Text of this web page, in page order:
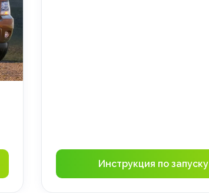
Инструкция по запуску